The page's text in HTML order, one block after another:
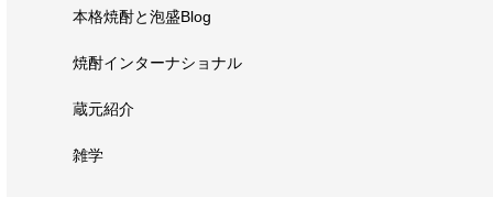
本格焼酎と泡盛Blog
焼酎インターナショナル
蔵元紹介
雑学